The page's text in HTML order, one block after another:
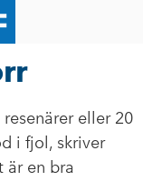
eller 20
i fjol, skriver
är en bra